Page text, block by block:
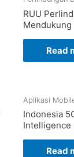
RUU
Mendukung
Read
Aplikasi
Indonesia
Intelligence
Read